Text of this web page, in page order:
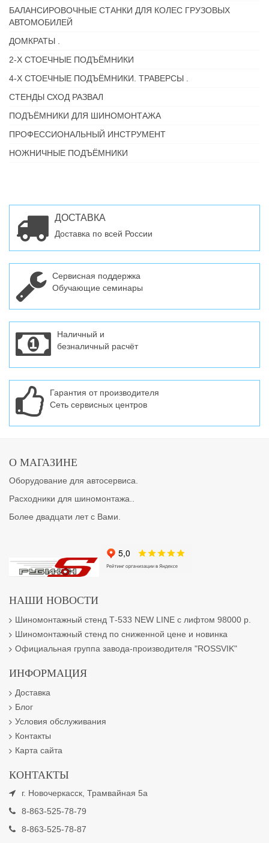
БАЛАНСИРОВОЧНЫЕ СТАНКИ ДЛЯ КОЛЕС ГРУЗОВЫХ
АВТОМОБИЛЕЙ
ДОМКРАТЫ .
2-Х СТОЕЧНЫЕ ПОДЪЁМНИКИ
4-Х СТОЕЧНЫЕ ПОДЪЁМНИКИ. ТРАВЕРСЫ .
СТЕНДЫ СХОД РАЗВАЛ
ПОДЪЁМНИКИ ДЛЯ ШИНОМОНТАЖА
ПРОФЕССИОНАЛЬНЫЙ ИНСТРУМЕНТ
НОЖНИЧНЫЕ ПОДЪЁМНИКИ
ДОСТАВКА
Доставка по всей России
Сервисная поддержка
Обучающие семинары
Наличный и
безналичный расчёт
Гарантия от производителя
Сеть сервисных центров
О МАГАЗИНЕ
Оборудование для автосервиса.
Расходники для шиномонтажа..
Более двадцати лет с Вами.
НАШИ НОВОСТИ
Шиномонтажный стенд Т-533 NEW LINE с лифтом 98000 р.
Шиномонтажный стенд по сниженной цене и новинка
Официальная группа завода-производителя "ROSSVIK"
ИНФОРМАЦИЯ
Доставка
Блог
Условия обслуживания
Контакты
Карта сайта
КОНТАКТЫ
г. Новочеркасск, Трамвайная 5а
8-863-525-78-79
8-863-525-78-87